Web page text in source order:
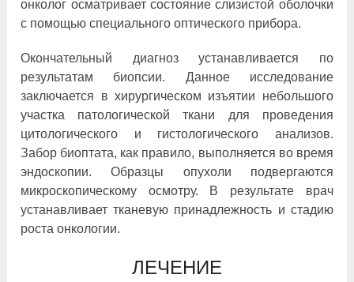
онколог осматривает состояние слизистой оболочки
с помощью специального оптического прибора.
Окончательный диагноз устанавливается по
результатам биопсии. Данное исследование
заключается в хирургическом изъятии небольшого
участка патологической ткани для проведения
цитологического и гистологического анализов.
Забор биоптата, как правило, выполняется во время
эндоскопии. Образцы опухоли подвергаются
микроскопическому осмотру. В результате врач
устанавливает тканевую принадлежность и стадию
роста онкологии.
ЛЕЧЕНИЕ